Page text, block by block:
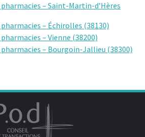
– Saint-Martin-d’Hères
– Échirolles (38130)
– Vienne (38200)
– Bourgoin-Jallieu (38300)